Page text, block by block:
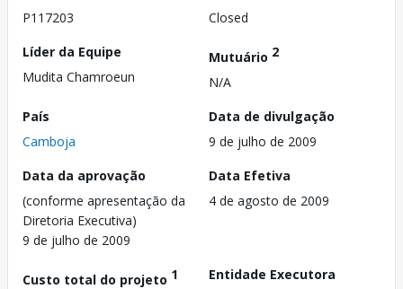
P117203
Closed
Líder da Equipe
Mudita Chamroeun
Mutuário 2
N/A
País
Camboja
Data de divulgação
9 de julho de 2009
Data da aprovação
(conforme apresentação da
Diretoria Executiva)
9 de julho de 2009
Data Efetiva
4 de agosto de 2009
Custo total do projeto 1
Entidade Executora